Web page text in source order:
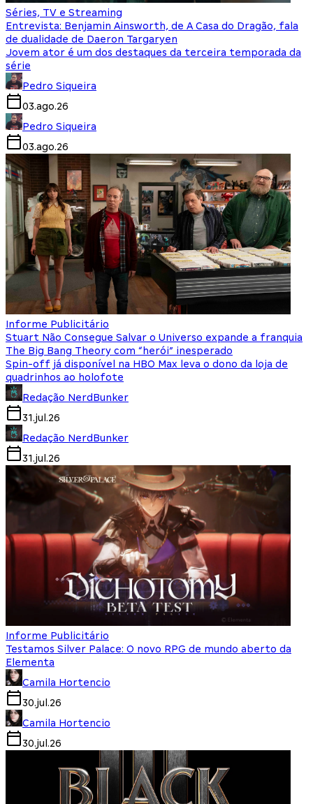
Séries, TV e Streaming
Entrevista: Benjamin Ainsworth, de A Casa do Dragão, fala
de dualidade de Daeron Targaryen
Jovem ator é um dos destaques da terceira temporada da
série
Pedro Siqueira
03.ago.26
Pedro Siqueira
03.ago.26
Informe Publicitário
Stuart Não Consegue Salvar o Universo expande a franquia
The Big Bang Theory com “herói” inesperado
Spin-off já disponível na HBO Max leva o dono da loja de
quadrinhos ao holofote
Redação NerdBunker
31.jul.26
Redação NerdBunker
31.jul.26
Informe Publicitário
Testamos Silver Palace: O novo RPG de mundo aberto da
Elementa
Camila Hortencio
30.jul.26
Camila Hortencio
30.jul.26